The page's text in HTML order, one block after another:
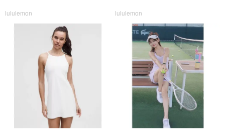
lululemon lululemon